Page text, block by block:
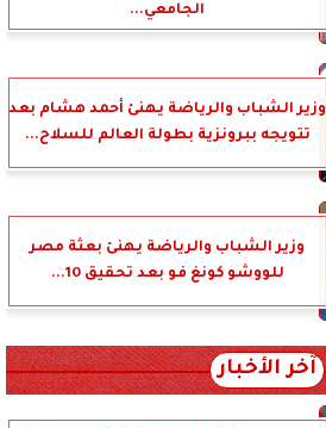
الجامعي...
وزير الشباب والرياضة يهنئ أحمد هشام بعد
تتويجه ببرونزية بطولة العالم للسلاح...
وزير الشباب والرياضة يهنئ بعثة مصر
للووشو كونغ فو بعد تحقيق 10...
آخر الأخبار